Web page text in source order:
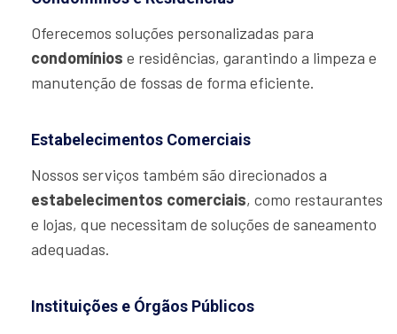
Oferecemos soluções personalizadas para
condomínios e residências, garantindo a limpeza e
manutenção de fossas de forma eficiente.
Estabelecimentos Comerciais
Nossos serviços também são direcionados a
estabelecimentos comerciais, como restaurantes
e lojas, que necessitam de soluções de saneamento
adequadas.
Instituições e Órgãos Públicos